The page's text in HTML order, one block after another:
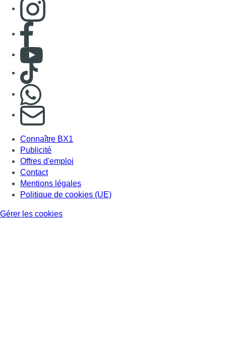
Consulter page Facebook
Consulter Youtube
Consulter TikTok
S'abonner à notre newsletter
Connaître BX1
Publicité
Offres d'emploi
Contact
Mentions légales
Politique de cookies (UE)
Gérer les cookies